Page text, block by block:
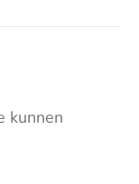
kunnen